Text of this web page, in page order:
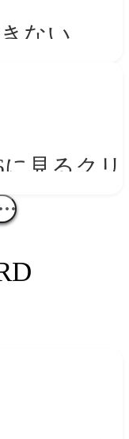
ない
に見るクリ
──社会